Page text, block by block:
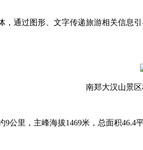
，通过图形、文字传递旅游相关信息
南郑大汉山景
公里，主峰海拔1469米，总面积